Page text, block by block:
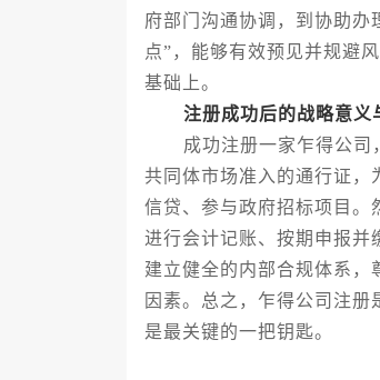
府部门沟通协调，到协助办
点”，能够有效预见并规避
基础上。
注册成功后的战略意义
成功注册一家乍得公司，
共同体市场准入的通行证，
信贷、参与政府招标项目。
进行会计记账、按期申报并
建立健全的内部合规体系，
因素。总之，乍得公司注
是最关键的一把钥匙。